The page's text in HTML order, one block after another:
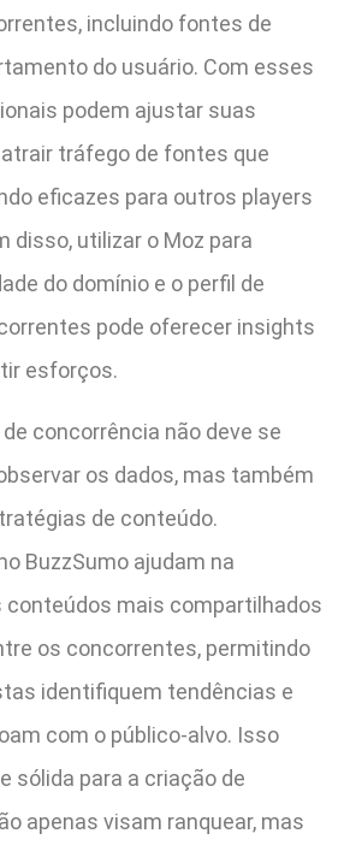
incluindo fontes de
do usuário. Com esses
podem ajustar suas
tráfego de fontes que
eficazes para outros players
disso, utilizar o Moz para
do domínio e o perfil de
pode oferecer insights
esforços.
concorrência não deve se
os dados, mas também
de conteúdo.
BuzzSumo ajudam na
conteúdos mais compartilhados
os concorrentes, permitindo
identifiquem tendências e
com o público-alvo. Isso
sólida para a criação de
apenas visam ranquear, mas